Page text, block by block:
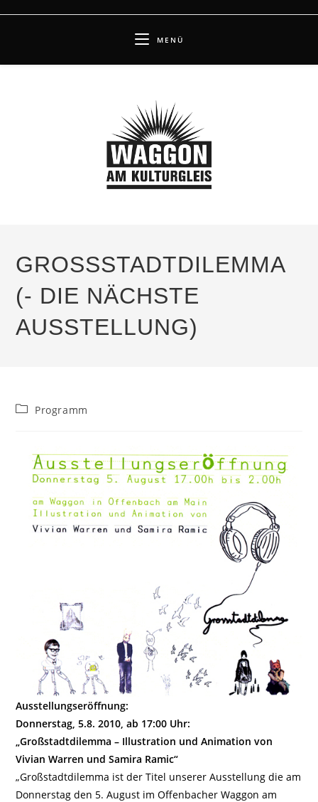
MENÜ
GROSSSTADTDILEMMA (
- DIE NÄCHSTE A
USSTELLUNG)
Beitrags-
Programm
Ausstellungseröffnung:
Donnerstag, 5.8. 2010, ab 17:00 Uhr:
„Großstadtdilemma – Illustration und Animation von
Vivian Warren und Samira Ramic“
„Großstadtdilemma ist der Titel unserer Ausstellung die am
Donnerstag den 5. August im Offenbacher Waggon am